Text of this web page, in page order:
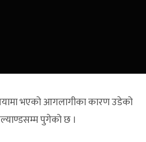
भएको आगलागीका कारण उडेको
पुगेको छ ।